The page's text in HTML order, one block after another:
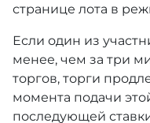
странице лота в
Если один из
менее, чем за три
торгов, торги
момента подачи
последующей